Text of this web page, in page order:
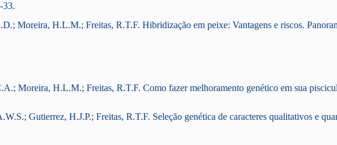
33.
Moreira, H.L.M.; Freitas, R.T.F. Hibridização em peixe: Vantagens e riscos.
Moreira, H.L.M.; Freitas, R.T.F. Como fazer melhoramento genético em sua
Gutierrez, H.J.P.; Freitas, R.T.F. Seleção genética de caracteres qualitativos e